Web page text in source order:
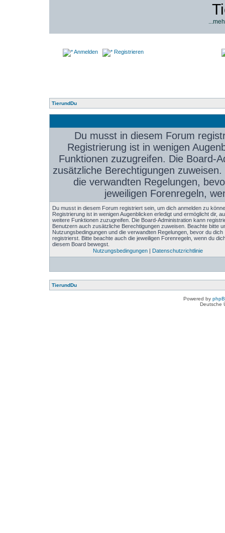
Anmelden Registrieren
TierundDu
Du musst in diesem Forum
Registrierung ist in wenigen
Funktionen zuzugreifen. Die Board-
zusätzliche Berechtigungen
die verwandten Regelungen,
jeweiligen Forenregeln,
Du musst in diesem Forum registriert sein, um dich anmelden zu
Registrierung ist in wenigen Augenblicken erledigt und ermöglicht dir,
weitere Funktionen zuzugreifen. Die Board-Administration kann
Benutzern auch zusätzliche Berechtigungen zuweisen. Beachte bitte
Nutzungsbedingungen und die verwandten Regelungen, bevor du dich
registrierst. Bitte beachte auch die jeweiligen Forenregeln, wenn du
diesem Board bewegst.
Nutzungsbedingungen| Datenschutzrichtlinie
TierundDu
Powered by
Deutsche